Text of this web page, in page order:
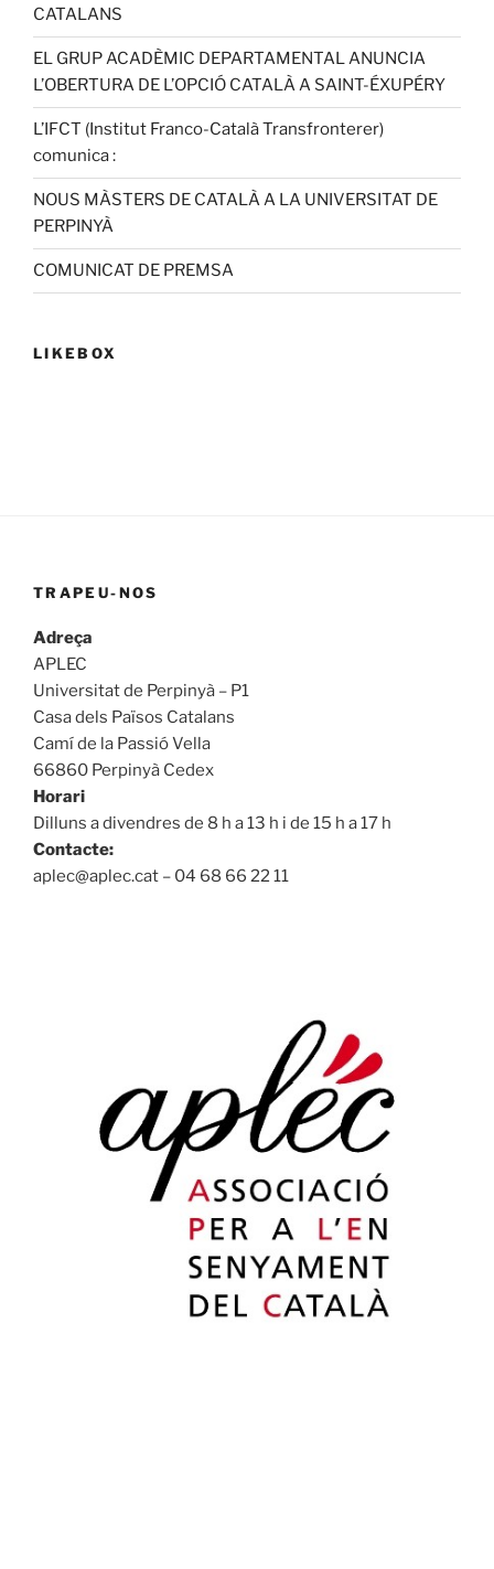
CATALANS
EL GRUP ACADÈMIC DEPARTAMENTAL ANUNCIA
L’OBERTURA DE L’OPCIÓ CATALÀ A SAINT-ÉXUPÉRY
L’IFCT (Institut Franco-Català Transfronterer)
comunica :
NOUS MÀSTERS DE CATALÀ A LA UNIVERSITAT DE
PERPINYÀ
COMUNICAT DE PREMSA
LIKEBOX
TRAPEU-NOS
Adreça
APLEC
Universitat de Perpinyà – P1
Casa dels Països Catalans
Camí de la Passió Vella
66860 Perpinyà Cedex
Horari
Dilluns a divendres de 8 h a 13 h i de 15 h a 17 h
Contacte:
aplec@aplec.cat – 04 68 66 22 11